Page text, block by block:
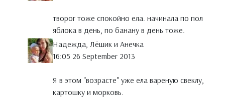
творог тоже спокойно ела. начинала по пол
яблока в день, по банану в день тоже.
Надежда, Лёшик и Анечка
16:05 26 September 2013
Я в этом "возрасте" уже ела вареную свеклу,
картошку и морковь.